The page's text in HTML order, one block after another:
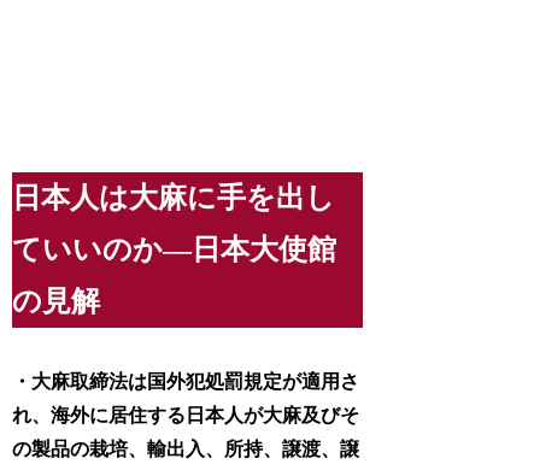
日本人は大麻に手を出し
ていいのか―日本大使館
の見解
・大麻取締法は国外犯処罰規定が適用さ
れ、海外に居住する日本人が大麻及びそ
の製品の栽培、輸出入、所持、譲渡、譲